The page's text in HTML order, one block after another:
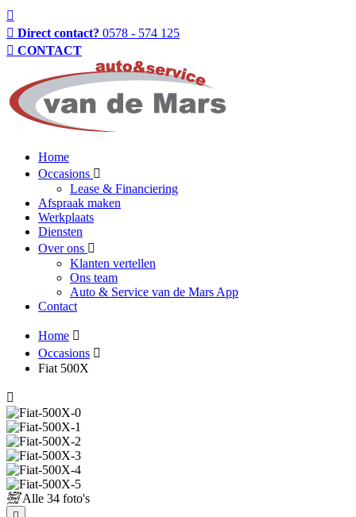
Direct contact? 0578 - 574 125
CONTACT
Home
Occasions
Lease & Financiering
Afspraak maken
Werkplaats
Diensten
Over ons
Klanten vertellen
Ons team
Auto & Service van de Mars App
Contact
Home
Occasions
Fiat 500X
Alle 34 foto's